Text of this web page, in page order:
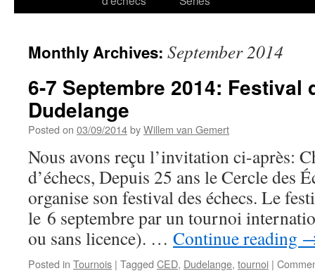
Monthly Archives: September 2014
6-7 Septembre 2014: Festival
Dudelange
Posted on 03/09/2014byWillem van Gemert
Nous avons reçu l’invitation ci-après:
d’échecs, Depuis 25 ans le Cercle des
organise son festival des échecs. Le
le 6 septembre par un tournoi
ou sans licence). … Continue reading
Posted in Tournois | Tagged CED, Dudelange, tournoi |